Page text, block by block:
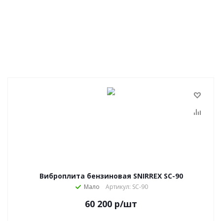
Виброплита бензиновая SNIRREX SC-90
Мало Артикул: SC-90
60 200 р/шт